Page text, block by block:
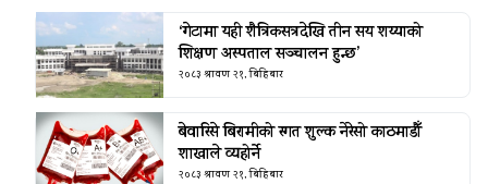
‘गेटामा यही शैत्रिकसत्रदेखि तीन सय शय्याको
शिक्षण अस्पताल सञ्चालन हुन्छ’
२०८३ श्रावण २१, बिहिबार
बेवारिसे बिरामीको रगत शुल्क नेरेसो काठमाडौँ
शाखाले व्यहोर्ने
२०८३ श्रावण २१, बिहिबार